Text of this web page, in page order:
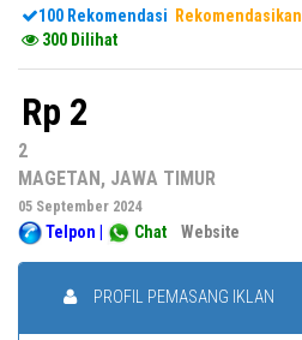
100 Rekomendasi Rekomendasikan
300 Dilihat
Rp 2
2
MAGETAN, JAWA TIMUR
05 September 2024
Telpon | Chat Website
PROFIL PEMASANG IKLAN